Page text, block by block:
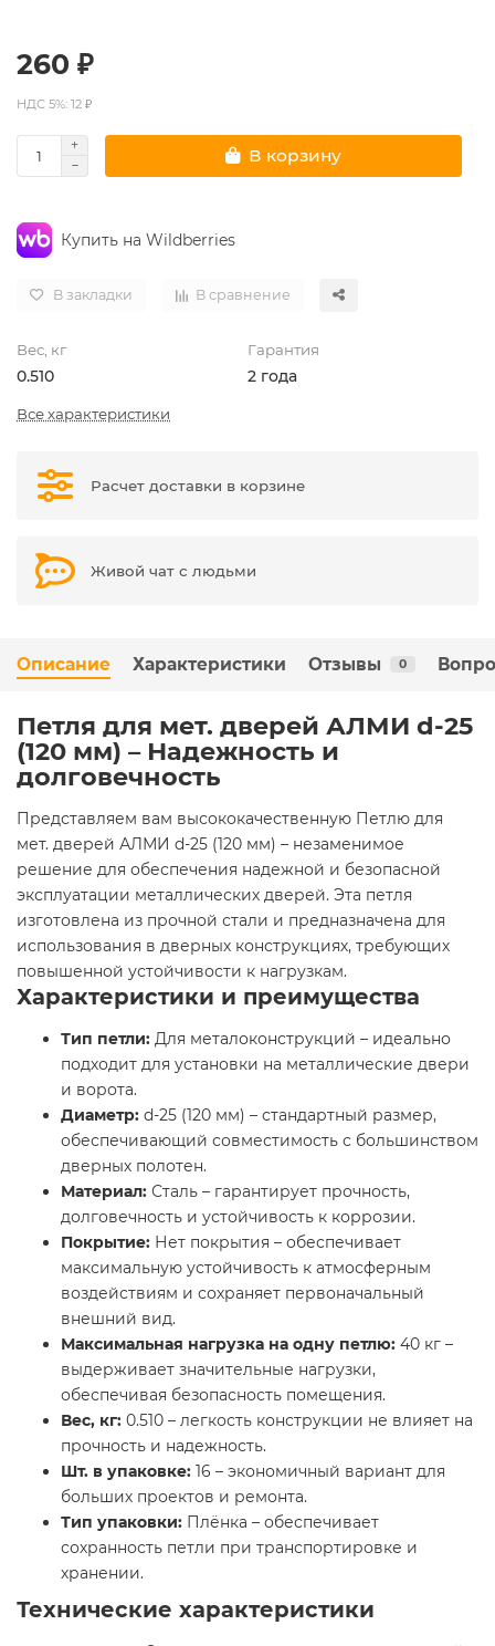
260 ₽
НДС 5%: 12 ₽
В корзину
Купить на Wildberries
В закладки В сравнение
Вес, кг
0.510
Гарантия
2 года
Все характеристики
Расчет доставки в корзине
Живой чат с людьми
Описание Характеристики Отзывы 0
Петля для мет. дверей АЛМИ d-25
(120 мм) – Надежность и
долговечность
Представляем вам высококачественную Петлю для
мет. дверей АЛМИ d-25 (120 мм) – незаменимое
решение для обеспечения надежной и безопасной
эксплуатации металлических дверей. Эта петля
изготовлена из прочной стали и предназначена для
использования в дверных конструкциях, требующих
повышенной устойчивости к нагрузкам.
Характеристики и преимущества
Тип петли: Для металоконструкций – идеально
подходит для установки на металлические двери
и ворота.
Диаметр: d-25 (120 мм) – стандартный размер,
обеспечивающий совместимость с большинством
дверных полотен.
Материал: Сталь – гарантирует прочность,
долговечность и устойчивость к коррозии.
Покрытие: Нет покрытия – обеспечивает
максимальную устойчивость к атмосферным
воздействиям и сохраняет первоначальный
внешний вид.
Максимальная нагрузка на одну петлю: 40 кг –
выдерживает значительные нагрузки,
обеспечивая безопасность помещения.
Вес, кг: 0.510 – легкость конструкции не влияет на
прочность и надежность.
Шт. в упаковке: 16 – экономичный вариант для
больших проектов и ремонта.
Тип упаковки: Плёнка – обеспечивает
сохранность петли при транспортировке и
хранении.
Технические характеристики